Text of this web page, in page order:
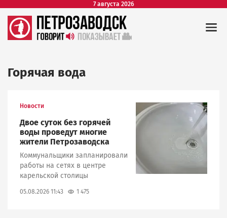
7 августа 2026
Горячая вода
Новости
Двое суток без горячей
воды проведут многие
жители Петрозаводска
Коммунальщики запланировали
работы на сетях в центре
карельской столицы
05.08.2026 11:43 1 475
Image